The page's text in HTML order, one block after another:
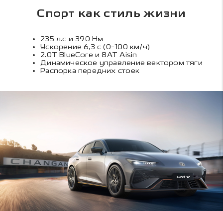
Спорт как стиль жизни
235 л.с и 390 Нм
Ускорение 6,3 с (0-100 км/ч)
2.0Т BlueCore и 8АТ Aisin
Динамическое управление вектором тяги
Распорка передних стоек